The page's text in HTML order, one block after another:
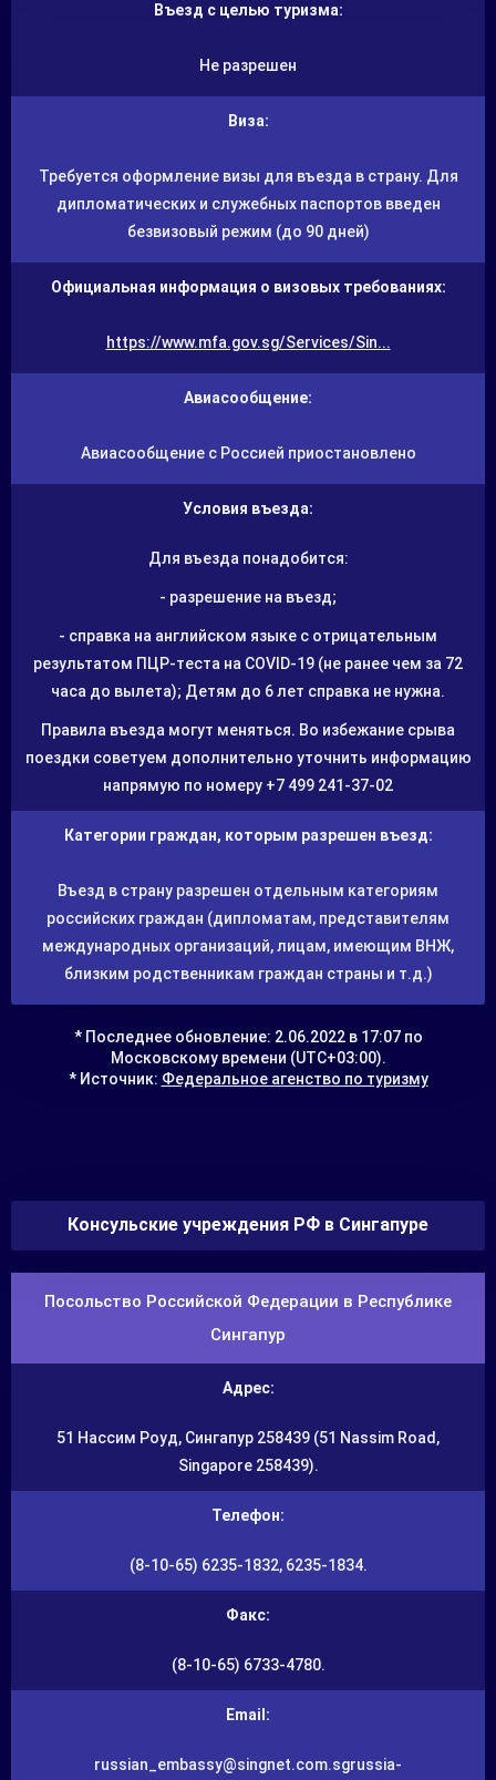
Въезд с целью туризма:
Не разрешен
Виза:
Требуется оформление визы для въезда в страну. Для
дипломатических и служебных паспортов введен
безвизовый режим (до 90 дней)
Официальная информация о визовых требованиях:
https://www.mfa.gov.sg/Services/Sin...
Авиасообщение:
Авиасообщение с Россией приостановлено
Условия въезда:
Для въезда понадобится:
- разрешение на въезд;
- справка на английском языке с отрицательным
результатом ПЦР-теста на COVID-19 (не ранее чем за 72
часа до вылета); Детям до 6 лет справка не нужна.
Правила въезда могут меняться. Во избежание срыва
поездки советуем дополнительно уточнить информацию
напрямую по номеру +7 499 241-37-02
Категории граждан, которым разрешен въезд:
Въезд в страну разрешен отдельным категориям
российских граждан (дипломатам, представителям
международных организаций, лицам, имеющим ВНЖ,
близким родственникам граждан страны и т.д.)
* Последнее обновление: 2.06.2022 в 17:07 по
Московскому времени (UTC+03:00).
* Источник: Федеральное агенство по туризму
Консульские учреждения РФ в Сингапуре
Посольство Российской Федерации в Республике
Сингапур
Адрес:
51 Нассим Роуд, Сингапур 258439 (51 Nassim Road,
Singapore 258439).
Телефон:
(8-10-65) 6235-1832, 6235-1834.
Факс:
(8-10-65) 6733-4780.
Email:
russian_embassy@singnet.com.sgrussia-